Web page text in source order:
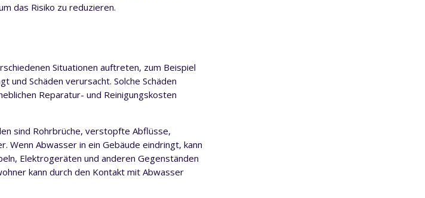
das Risiko zu reduzieren.
Situationen auftreten, zum Beispiel
und Schäden verursacht. Solche Schäden
Reparatur- und Reinigungskosten
sind Rohrbrüche, verstopfte Abflüsse,
Wenn Abwasser in ein Gebäude eindringt, kann
Elektrogeräten und anderen Gegenständen
kann durch den Kontakt mit Abwasser